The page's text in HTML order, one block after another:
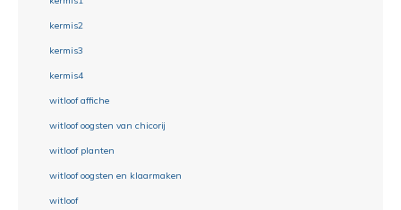
kermis2
kermis3
kermis4
witloof affiche
witloof oogsten van chicorij
witloof planten
witloof oogsten en klaarmaken
witloof